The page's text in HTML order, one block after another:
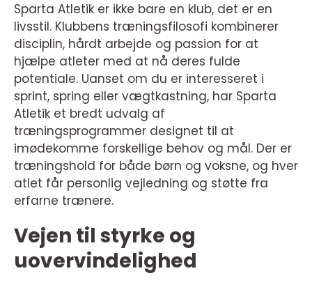
Sparta Atletik er ikke bare en klub, det er en
livsstil. Klubbens træningsfilosofi kombinerer
disciplin, hårdt arbejde og passion for at
hjælpe atleter med at nå deres fulde
potentiale. Uanset om du er interesseret i
sprint, spring eller vægtkastning, har Sparta
Atletik et bredt udvalg af
træningsprogrammer designet til at
imødekomme forskellige behov og mål. Der er
træningshold for både børn og voksne, og hver
atlet får personlig vejledning og støtte fra
erfarne trænere.
Vejen til styrke og
uovervindelighed